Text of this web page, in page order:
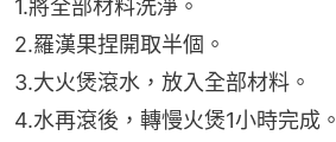
1.將全部材料洗淨。
2.羅漢果捏開取半個。
3.大火煲滾水，放入全部材料。
4.水再滾後，轉慢火煲1小時完成。